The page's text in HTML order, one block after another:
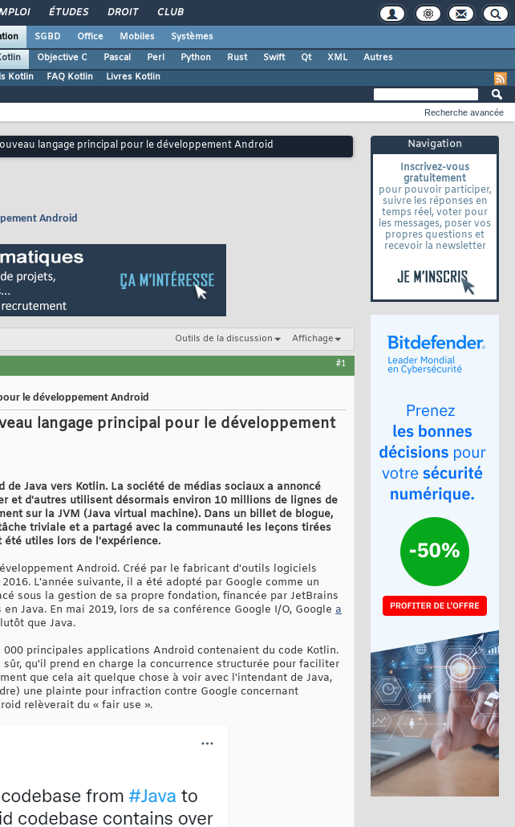
ÉTUDES DROIT CLUB
SGBD Office Mobiles
Systèmes
Objective C Pascal Perl Python Rust Swift Qt XML
Autres
Kotlin FAQ Kotlin Livres Kotlin
Navigation
Inscrivez-vous
gratuitement
pour pouvoir participer,
suivre les réponses en
temps réel, voter pour
les messages, poser vos
propres questions et
recevoir la newsletter
Recherche avancée
langage principal pour le développement Android
Android
Outils de la discussion Affichage
#1
le développement Android
langage principal pour le développement
Java vers Kotlin. La société de médias sociaux a annoncé
et d'autres utilisent désormais environ 10 millions de lignes de
sur la JVM (Java virtual machine). Dans un billet de blogue,
triviale et a partagé avec la communauté les leçons tirées
utiles lors de l'expérience.
Android. Créé par le fabricant d'outils logiciels
L'année suivante, il a été adopté par Google comme un
sous la gestion de sa propre fondation, financée par JetBrains
Java. En mai 2019, lors de sa conférence Google I/O, Google a
que Java.
principales applications Android contenaient du code Kotlin.
qu'il prend en charge la concurrence structurée pour faciliter
que cela ait quelque chose à voir avec l'intendant de Java,
une plainte pour infraction contre Google concernant
relèverait du « fair use ».